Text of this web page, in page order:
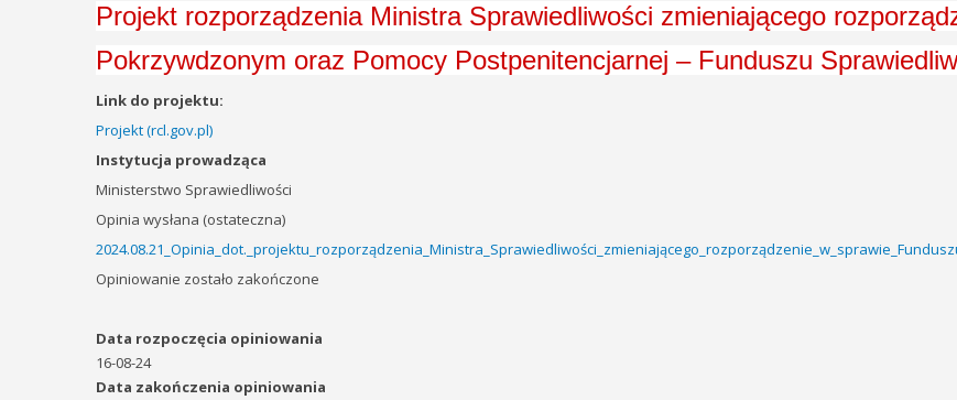
Projekt rozporządzenia Ministra Sprawiedliwości zmieniającego
Pokrzywdzonym oraz Pomocy Postpenitencjarnej – Funduszu
Link do projektu:
Projekt (rcl.gov.pl)
Instytucja prowadząca
Ministerstwo Sprawiedliwości
Opinia wysłana (ostateczna)
Opiniowanie zostało zakończone
Data rozpoczęcia opiniowania
16-08-24
Data zakończenia opiniowania